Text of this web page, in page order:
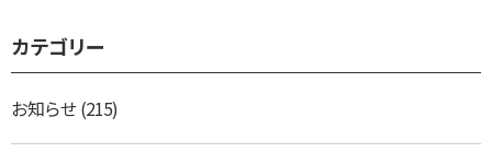
カテゴリー
お知らせ(215)